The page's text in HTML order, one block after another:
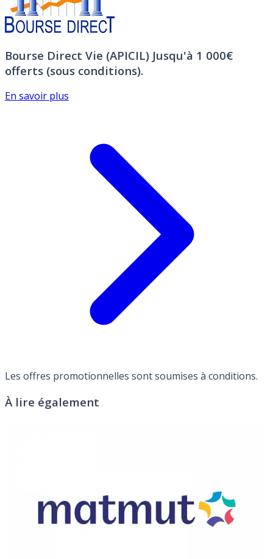
Bourse Direct Vie (APICIL) Jusqu'à 1 000€
offerts (sous conditions).
En savoir plus
Les offres promotionnelles sont soumises à conditions.
À lire également